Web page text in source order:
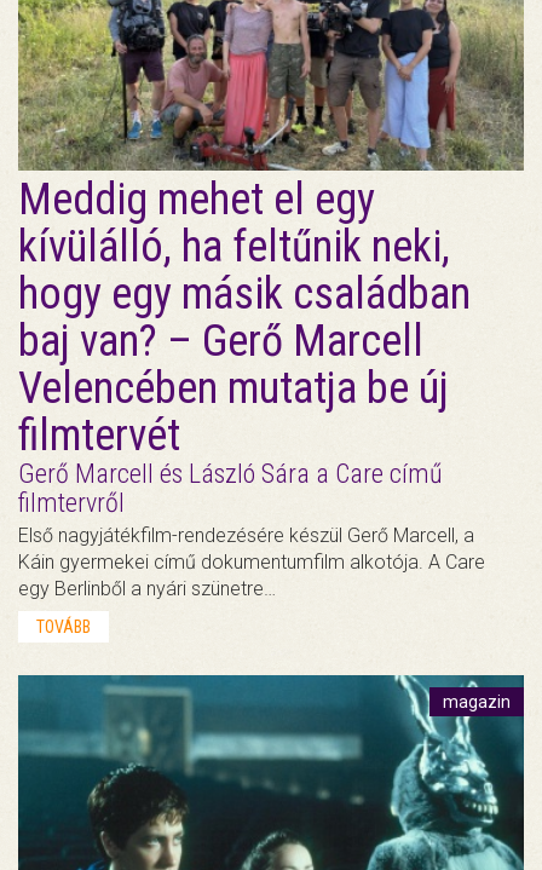
Meddig mehet el egy
kívülálló, ha feltűnik neki,
hogy egy másik családban
baj van? – Gerő Marcell
Velencében mutatja be új
filmtervét
Gerő Marcell és László Sára a Care című
filmtervről
Első nagyjátékfilm-rendezésére készül Gerő Marcell, a
Káin gyermekei című dokumentumfilm alkotója. A Care
egy Berlinből a nyári szünetre…
TOVÁBB
magazin